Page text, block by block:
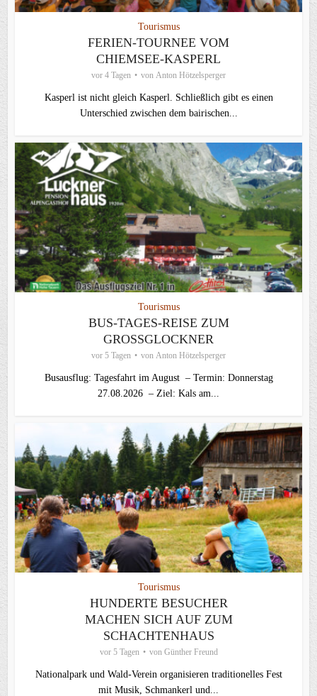
Tourismus
FERIEN-TOURNEE VOM
CHIEMSEE-KASPERL
vor 4 Tagen von Anton Hötzelsperger
Kasperl ist nicht gleich Kasperl. Schließlich gibt es einen
Unterschied zwischen dem bairischen...
Tourismus
BUS-TAGES-REISE ZUM
GROSSGLOCKNER
vor 5 Tagen von Anton Hötzelsperger
Busausflug: Tagesfahrt im August – Termin: Donnerstag
27.08.2026 – Ziel: Kals am...
Tourismus
HUNDERTE BESUCHER
MACHEN SICH AUF ZUM
SCHACHTENHAUS
vor 5 Tagen von Günther Freund
Nationalpark und Wald-Verein organisieren traditionelles Fest
mit Musik, Schmankerl und...